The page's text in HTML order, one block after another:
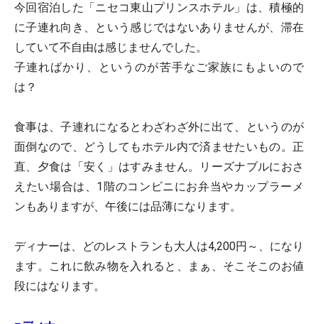
今回宿泊した「ニセコ東山プリンスホテル」は、積極的
に子連れ向き、という感じではないありませんが、滞在
していて不自由は感じませんでした。
子連ればかり、というのが苦手なご家族にもよいので
は？
食事は、子連れになるとわざわざ外に出て、というのが
面倒なので、どうしてもホテル内で済ませたいもの。正
直、夕食は「安く」はすみません。リーズナブルにおさ
えたい場合は、1階のコンビニにお弁当やカップラーメ
ンもありますが、午後には品薄になります。
ディナーは、どのレストランも大人は4,200円～、になり
ます。これに飲み物を入れると、まぁ、そこそこのお値
段にはなります。